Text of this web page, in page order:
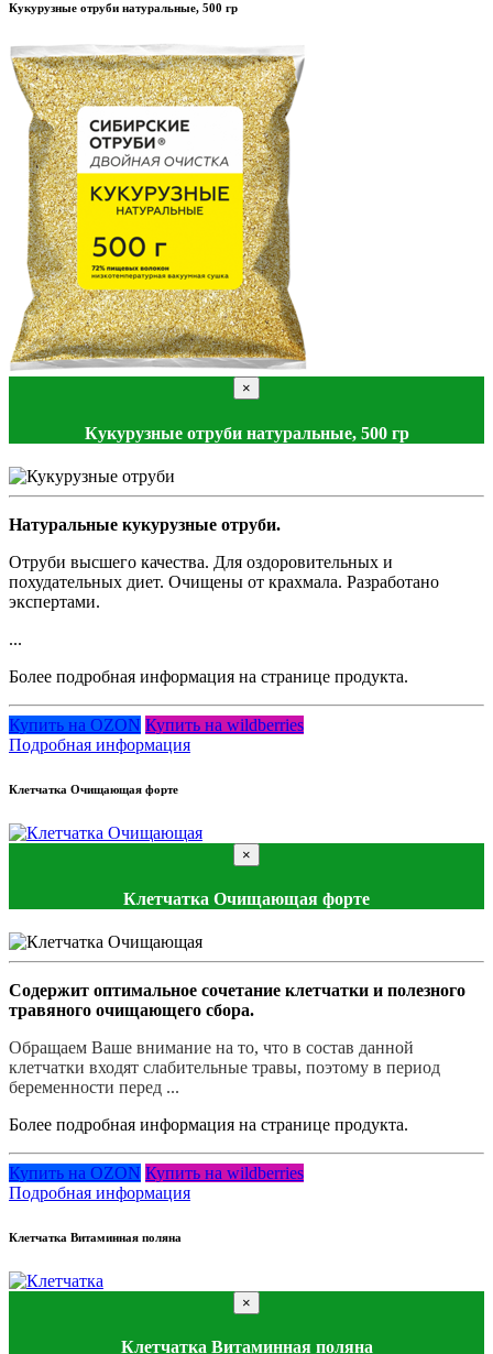
Кукурузные отруби натуральные, 500 гр
×
Кукурузные отруби натуральные, 500 гр
Натуральные кукурузные отруби.
Отруби высшего качества. Для оздоровительных и
похудательных диет. Очищены от крахмала. Разработано
экспертами.
...
Более подробная информация на странице продукта.
Купить на OZON Купить на wildberries
Подробная информация
Клетчатка Очищающая форте
×
Клетчатка Очищающая форте
Содержит оптимальное сочетание клетчатки и полезного
травяного очищающего сбора.
Обращаем Ваше внимание на то, что в состав данной
клетчатки входят слабительные травы, поэтому в период
беременности перед ...
Более подробная информация на странице продукта.
Купить на OZON Купить на wildberries
Подробная информация
Клетчатка Витаминная поляна
×
Клетчатка Витаминная поляна